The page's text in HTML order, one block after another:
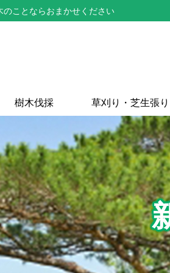
のことならおまかせください
樹木伐採 草刈り・芝生張り